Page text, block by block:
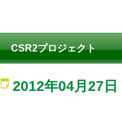
CSR2プロジェクト
2012年04月27日